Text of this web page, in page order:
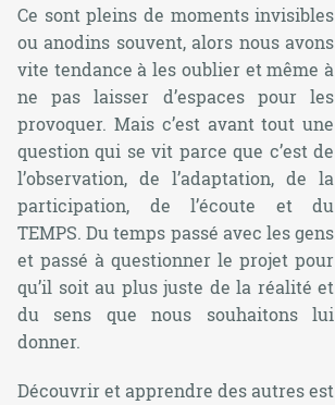
Ce sont pleins de moments invisibles
ou anodins souvent, alors nous avons
vite tendance à les oublier et même à
ne pas laisser d’espaces pour les
provoquer. Mais c’est avant tout une
question qui se vit parce que c’est de
l’observation, de l’adaptation, de la
participation, de l’écoute et du
TEMPS. Du temps passé avec les gens
et passé à questionner le projet pour
qu’il soit au plus juste de la réalité et
du sens que nous souhaitons lui
donner.
Découvrir et apprendre des autres est